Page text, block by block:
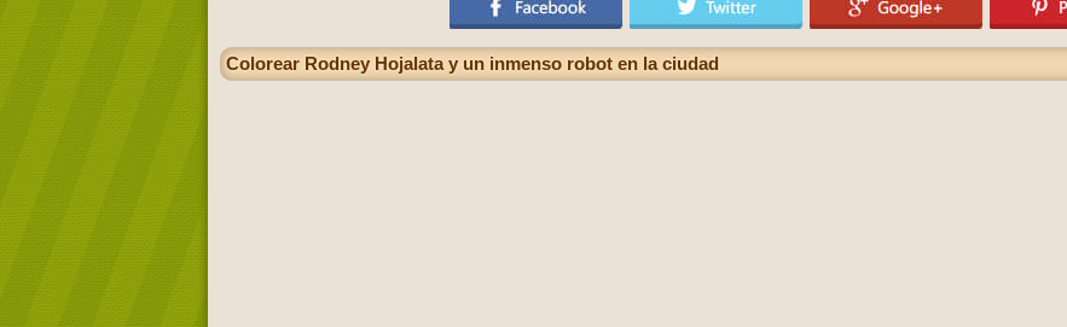
Colorear Rodney Hojalata y un inmenso robot en la ciudad